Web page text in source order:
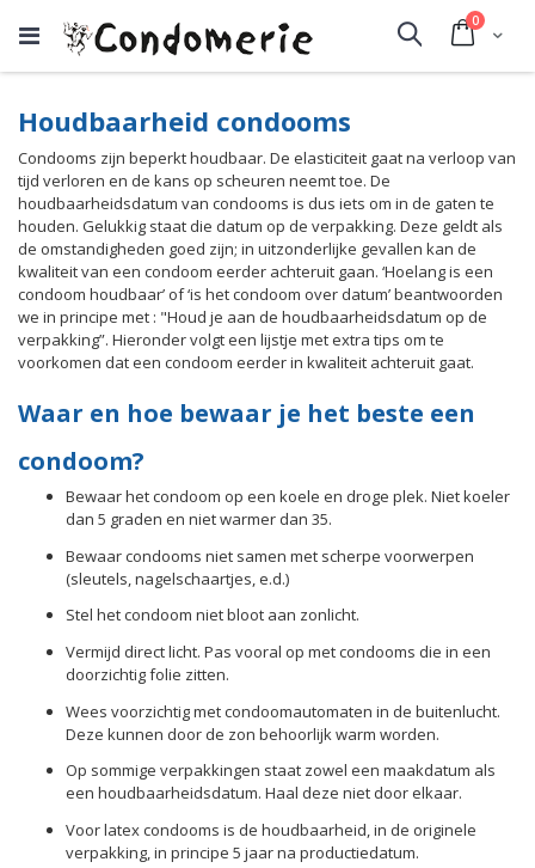
Cart
0
Search
Houdbaarheid condooms
Condooms zijn beperkt houdbaar. De elasticiteit gaat na verloop van
tijd verloren en de kans op scheuren neemt toe. De
houdbaarheidsdatum van condooms is dus iets om in de gaten te
houden. Gelukkig staat die datum op de verpakking. Deze geldt als
de omstandigheden goed zijn; in uitzonderlijke gevallen kan de
kwaliteit van een condoom eerder achteruit gaan. ‘Hoelang is een
condoom houdbaar’ of ‘is het condoom over datum’ beantwoorden
we in principe met : "Houd je aan de houdbaarheidsdatum op de
verpakking”. Hieronder volgt een lijstje met extra tips om te
voorkomen dat een condoom eerder in kwaliteit achteruit gaat.
Waar en hoe bewaar je het beste een
condoom?
Bewaar het condoom op een koele en droge plek. Niet koeler
dan 5 graden en niet warmer dan 35.
Bewaar condooms niet samen met scherpe voorwerpen
(sleutels, nagelschaartjes, e.d.)
Stel het condoom niet bloot aan zonlicht.
Vermijd direct licht. Pas vooral op met condooms die in een
doorzichtig folie zitten.
Wees voorzichtig met condoomautomaten in de buitenlucht.
Deze kunnen door de zon behoorlijk warm worden.
Op sommige verpakkingen staat zowel een maakdatum als
een houdbaarheidsdatum. Haal deze niet door elkaar.
Voor latex condooms is de houdbaarheid, in de originele
verpakking, in principe 5 jaar na productiedatum.